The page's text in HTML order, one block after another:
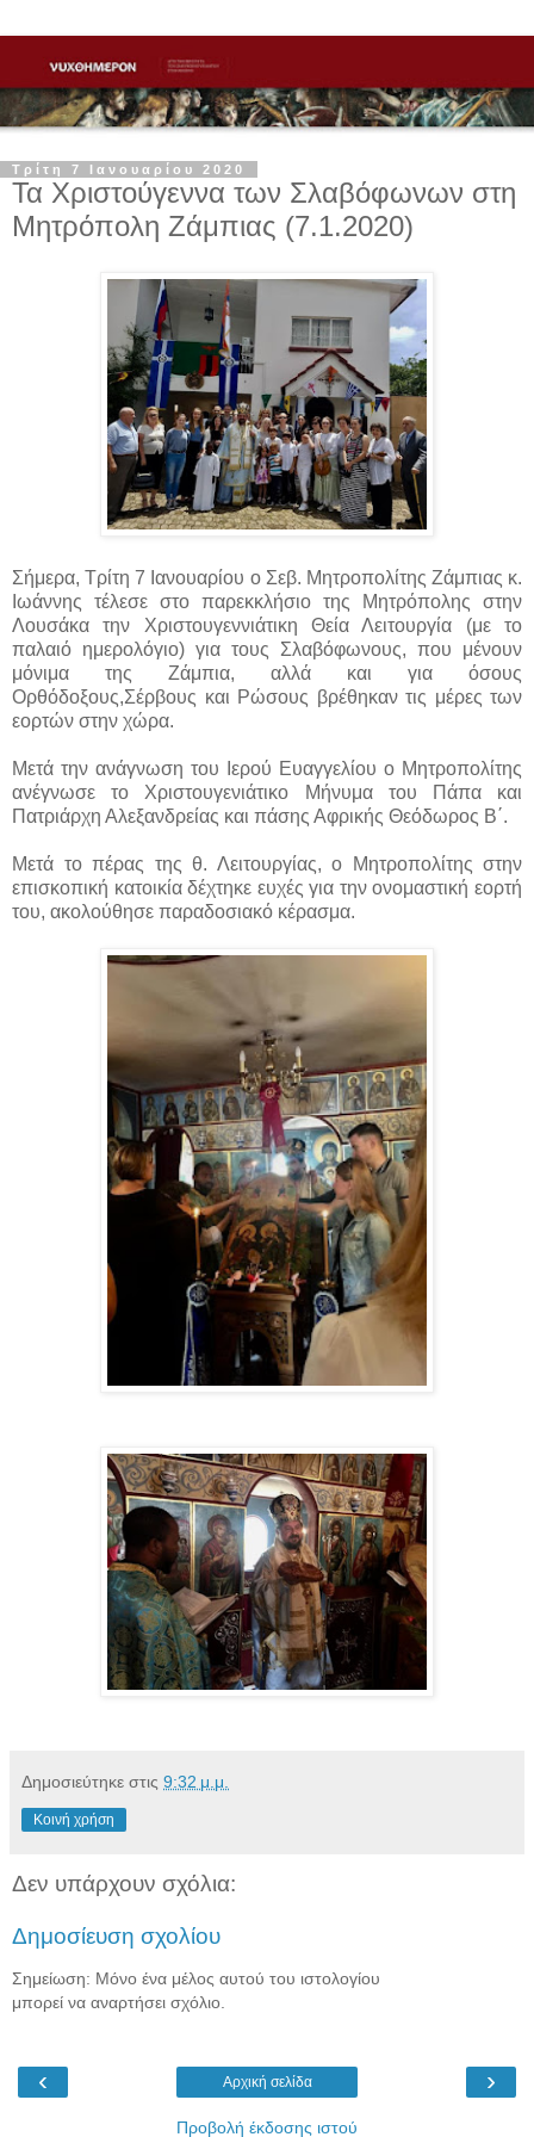
Τρίτη 7 Ιανουαρίου 2020
Τα Χριστούγεννα των Σλαβόφωνων στη
Μητρόπολη Ζάμπιας (7.1.2020)
Σήμερα, Τρίτη 7 Ιανουαρίου ο Σεβ. Μητροπολίτης Ζάμπιας κ.
Ιωάννης τέλεσε στο παρεκκλήσιο της Μητρόπολης στην
Λουσάκα την Χριστουγεννιάτικη Θεία Λειτουργία (με το
παλαιό ημερολόγιο) για τους Σλαβόφωνους, που μένουν
μόνιμα της Ζάμπια, αλλά και για όσους
Ορθόδοξους,Σέρβους και Ρώσους βρέθηκαν τις μέρες των
εορτών στην χώρα.
Μετά την ανάγνωση του Ιερού Ευαγγελίου ο Μητροπολίτης
ανέγνωσε το Χριστουγενιάτικο Μήνυμα του Πάπα και
Πατριάρχη Αλεξανδρείας και πάσης Αφρικής Θεόδωρος Β΄.
Μετά το πέρας της θ. Λειτουργίας, ο Μητροπολίτης στην
επισκοπική κατοικία δέχτηκε ευχές για την ονομαστική εορτή
του, ακολούθησε παραδοσιακό κέρασμα.
Δημοσιεύτηκε στις 9:32 μ.μ.
Κοινή χρήση
Δεν υπάρχουν σχόλια:
Δημοσίευση σχολίου
Σημείωση: Μόνο ένα μέλος αυτού του ιστολογίου
μπορεί να αναρτήσει σχόλιο.
‹ ›
Αρχική σελίδα
Προβολή έκδοσης ιστού